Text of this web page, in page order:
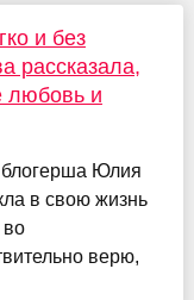
и без
рассказала,
любовь и
Юлия
в свою жизнь
во
верю,